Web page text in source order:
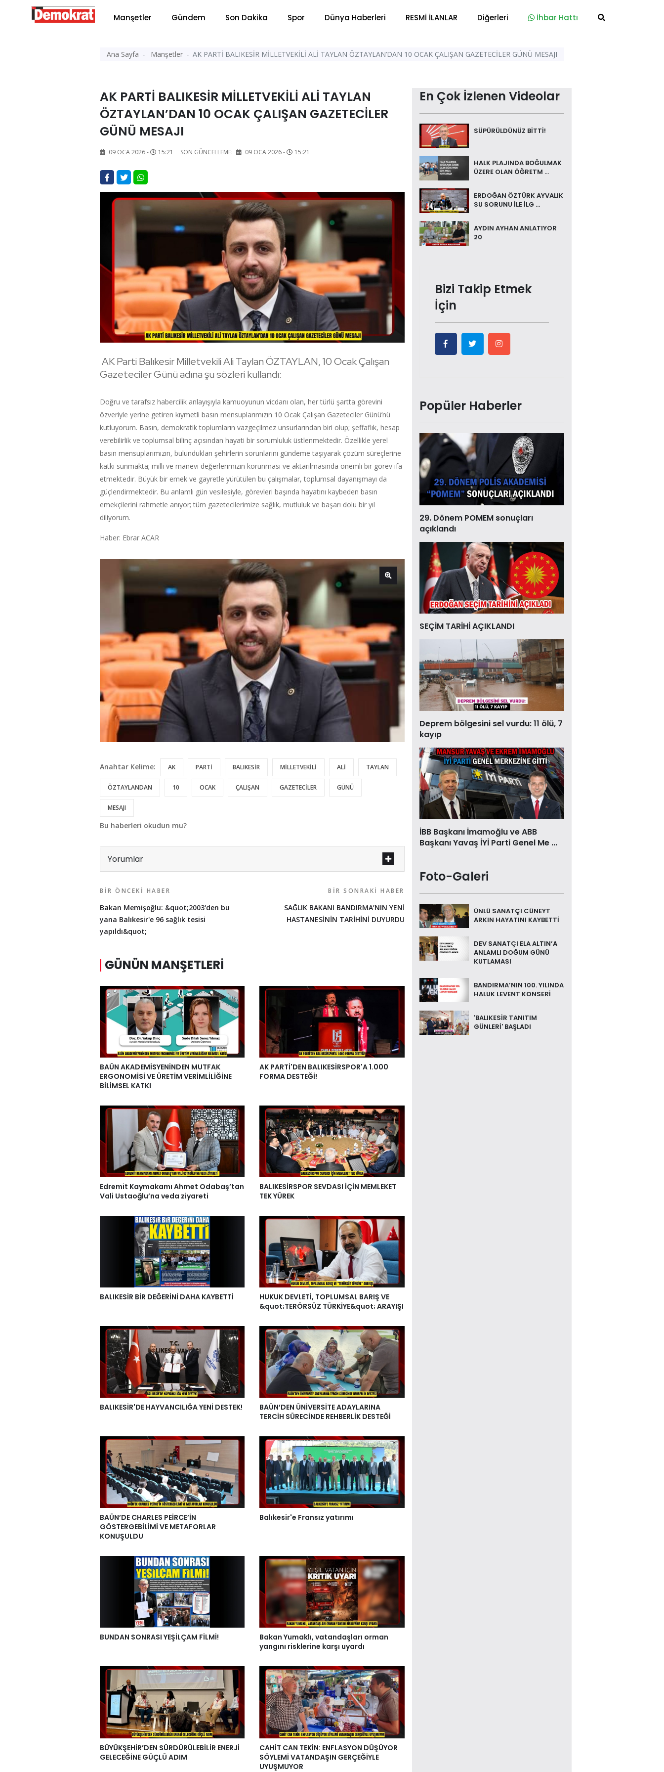
Manşetler Gündem Son Dakika Spor Dünya Haberleri RESMİ İLANLAR Diğerleri İhbar Hattı
Ana Sayfa Manşetler AK PARTİ BALIKESİR MİLLETVEKİLİ ALİ TAYLAN ÖZTAYLAN’DAN 10 OCAK ÇALIŞAN GAZETECİLER GÜNÜ MESAJI
AK PARTİ BALIKESİR MİLLETVEKİLİ ALİ TAYLAN
ÖZTAYLAN’DAN 10 OCAK ÇALIŞAN GAZETECİLER
GÜNÜ MESAJI
09 OCA 2026 - 15:21 SON GÜNCELLEME: 09 OCA 2026 - 15:21
AK Parti Balıkesir Milletvekili Ali Taylan ÖZTAYLAN, 10 Ocak Çalışan
Gazeteciler Günü adına şu sözleri kullandı:
Doğru ve tarafsız habercilik anlayışıyla kamuoyunun vicdanı olan, her türlü şartta görevini
özveriyle yerine getiren kıymetli basın mensuplarımızın 10 Ocak Çalışan Gazeteciler Günü’nü
kutluyorum. Basın, demokratik toplumların vazgeçilmez unsurlarından biri olup; şeffaflık, hesap
verebilirlik ve toplumsal bilinç açısından hayati bir sorumluluk üstlenmektedir. Özellikle yerel
basın mensuplarımızın, bulundukları şehirlerin sorunlarını gündeme taşıyarak çözüm süreçlerine
katkı sunmakta; milli ve manevi değerlerimizin korunması ve aktarılmasında önemli bir görev ifa
etmektedir. Büyük bir emek ve gayretle yürütülen bu çalışmalar, toplumsal dayanışmayı da
güçlendirmektedir. Bu anlamlı gün vesilesiyle, görevleri başında hayatını kaybeden basın
emekçilerini rahmetle anıyor; tüm gazetecilerimize sağlık, mutluluk ve başarı dolu bir yıl
diliyorum.
Haber: Ebrar ACAR
Anahtar Kelime: AK PARTİ BALIKESİR MİLLETVEKİLİ ALİ TAYLAN
ÖZTAYLANDAN 10 OCAK ÇALIŞAN GAZETECİLER GÜNÜ
MESAJI
Bu haberleri okudun mu?
Yorumlar
BIR ÖNCEKI HABER
Bakan Memişoğlu: &quot;2003'den bu
yana Balıkesir'e 96 sağlık tesisi
yapıldı&quot;
BIR SONRAKI HABER
SAĞLIK BAKANI BANDIRMA’NIN YENİ
HASTANESİNİN TARİHİNİ DUYURDU
GÜNÜN MANŞETLERI
BAÜN AKADEMİSYENİNDEN MUTFAK
ERGONOMİSİ VE ÜRETİM VERİMLİLİĞİNE
BİLİMSEL KATKI
AK PARTİ'DEN BALIKESİRSPOR'A 1.000
FORMA DESTEĞİ!
Edremit Kaymakamı Ahmet Odabaş’tan
Vali Ustaoğlu’na veda ziyareti
BALIKESİRSPOR SEVDASI İÇİN MEMLEKET
TEK YÜREK
BALIKESİR BİR DEĞERİNİ DAHA KAYBETTİ
HUKUK DEVLETİ, TOPLUMSAL BARIŞ VE
&quot;TERÖRSÜZ TÜRKİYE&quot; ARAYIŞI
BALIKESİR'DE HAYVANCILIĞA YENİ DESTEK!
BAÜN’DEN ÜNİVERSİTE ADAYLARINA
TERCİH SÜRECİNDE REHBERLİK DESTEĞİ
BAÜN’DE CHARLES PEİRCE’İN
GÖSTERGEBİLİMİ VE METAFORLAR
KONUŞULDU
Balıkesir'e Fransız yatırımı
BUNDAN SONRASI YEŞİLÇAM FİLMİ!
Bakan Yumaklı, vatandaşları orman
yangını risklerine karşı uyardı
BÜYÜKŞEHİR’DEN SÜRDÜRÜLEBİLİR ENERJİ
GELECEĞİNE GÜÇLÜ ADIM
CAHİT CAN TEKİN: ENFLASYON DÜŞÜYOR
SÖYLEMİ VATANDAŞIN GERÇEĞİYLE
UYUŞMUYOR
En Çok İzlenen Videolar
SÜPÜRÜLDÜNÜZ BİTTİ!
HALK PLAJINDA BOĞULMAK
ÜZERE OLAN ÖĞRETM ...
ERDOĞAN ÖZTÜRK AYVALIK
SU SORUNU İLE İLG ...
AYDIN AYHAN ANLATIYOR
20
Bizi Takip Etmek
İçin
Popüler Haberler
29. Dönem POMEM sonuçları
açıklandı
SEÇİM TARİHİ AÇIKLANDI
Deprem bölgesini sel vurdu: 11 ölü, 7
kayıp
İBB Başkanı İmamoğlu ve ABB
Başkanı Yavaş İYİ Parti Genel Me ...
Foto-Galeri
ÜNLÜ SANATÇI CÜNEYT
ARKIN HAYATINI KAYBETTİ
DEV SANATÇI ELA ALTIN’A
ANLAMLI DOĞUM GÜNÜ
KUTLAMASI
BANDIRMA’NIN 100. YILINDA
HALUK LEVENT KONSERİ
'BALIKESİR TANITIM
GÜNLERİ' BAŞLADI